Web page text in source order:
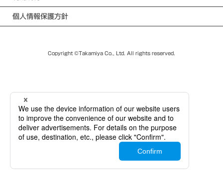
個人情報保護方針
Copyright ©Takamiya Co., Ltd. All rights reserved.